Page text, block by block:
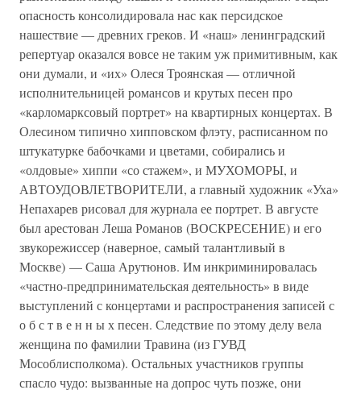
опасность консолидировала нас как персидское
нашествие — древних греков. И «наш» ленинградский
репертуар оказался вовсе не таким уж примитивным, как
они думали, и «их» Олеся Троянская — отличной
исполнительницей романсов и крутых песен про
«карломарксовый портрет» на квартирных концертах. В
Олесином типично хипповском флэту, расписанном по
штукатурке бабочками и цветами, собирались и
«олдовые» хиппи «со стажем», и МУХОМОРЫ, и
АВТОУДОВЛЕТВОРИТЕЛИ, а главный художник «Уха»
Непахарев рисовал для журнала ее портрет. В августе
был арестован Леша Романов (ВОСКРЕСЕНИЕ) и его
звукорежиссер (наверное, самый талантливый в
Москве) — Саша Арутюнов. Им инкриминировалась
«частно-предпринимательская деятельность» в виде
выступлений с концертами и распространения записей с
о б с т в е н н ы х песен. Следствие по этому делу вела
женщина по фамилии Травина (из ГУВД
Мособлисполкома). Остальных участников группы
спасло чудо: вызванные на допрос чуть позже, они